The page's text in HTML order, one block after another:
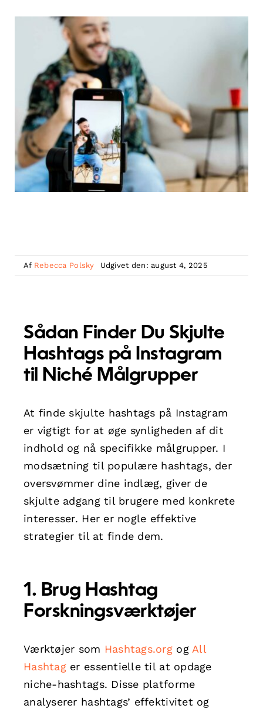
Af Rebecca Polsky Udgivet den: august 4, 2025
Sådan Finder Du Skjulte
Hashtags på Instagram
til Niché Målgrupper
At finde skjulte hashtags på Instagram
er vigtigt for at øge synligheden af dit
indhold og nå specifikke målgrupper. I
modsætning til populære hashtags, der
oversvømmer dine indlæg, giver de
skjulte adgang til brugere med konkrete
interesser. Her er nogle effektive
strategier til at finde dem.
1. Brug Hashtag
Forskningsværktøjer
Værktøjer som Hashtags.org og All
Hashtager essentielle til at opdage
niche-hashtags. Disse platforme
analyserer hashtags’ effektivitet og